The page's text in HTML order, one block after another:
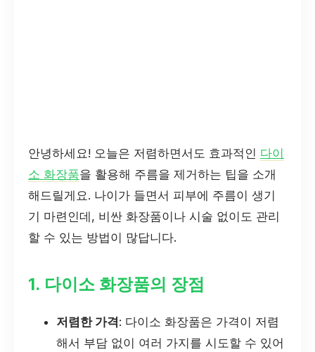
안녕하세요! 오늘은 저렴하면서도 효과적인 다이
소 화장품을 활용해 주름을 제거하는 팁을 소개
해드릴게요. 나이가 들면서 피부에 주름이 생기
기 마련인데, 비싼 화장품이나 시술 없이도 관리
할 수 있는 방법이 많답니다.
1. 다이소 화장품의 장점
저렴한 가격: 다이소 화장품은 가격이 저렴
해서 부담 없이 여러 가지를 시도할 수 있어